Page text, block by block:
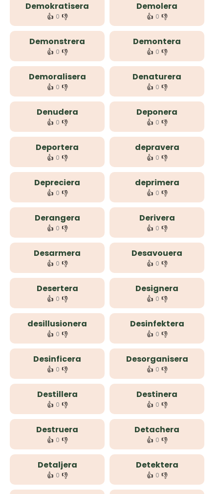
Demokratisera
👍 0 👎
Demolera
👍 0 👎
Demonstrera
👍 0 👎
Demontera
👍 0 👎
Demoralisera
👍 0 👎
Denaturera
👍 0 👎
Denudera
👍 0 👎
Deponera
👍 0 👎
Deportera
👍 0 👎
depravera
👍 0 👎
Depreciera
👍 0 👎
deprimera
👍 0 👎
Derangera
👍 0 👎
Derivera
👍 0 👎
Desarmera
👍 0 👎
Desavouera
👍 0 👎
Desertera
👍 0 👎
Designera
👍 0 👎
desillusionera
👍 0 👎
Desinfektera
👍 0 👎
Desinficera
👍 0 👎
Desorganisera
👍 0 👎
Destillera
👍 0 👎
Destinera
👍 0 👎
Destruera
👍 0 👎
Detachera
👍 0 👎
Detaljera
👍 0 👎
Detektera
👍 0 👎